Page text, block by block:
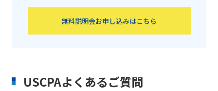
無料説明会お申し込みはこちら
USCPAよくあるご質問